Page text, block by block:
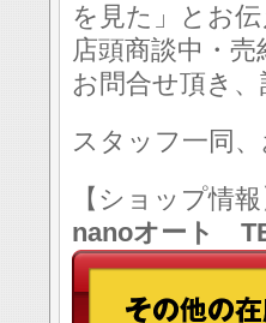
を見た」とお
店頭商談中・
お問合せ頂き
スタッフ一同
【ショップ情
nanoオート